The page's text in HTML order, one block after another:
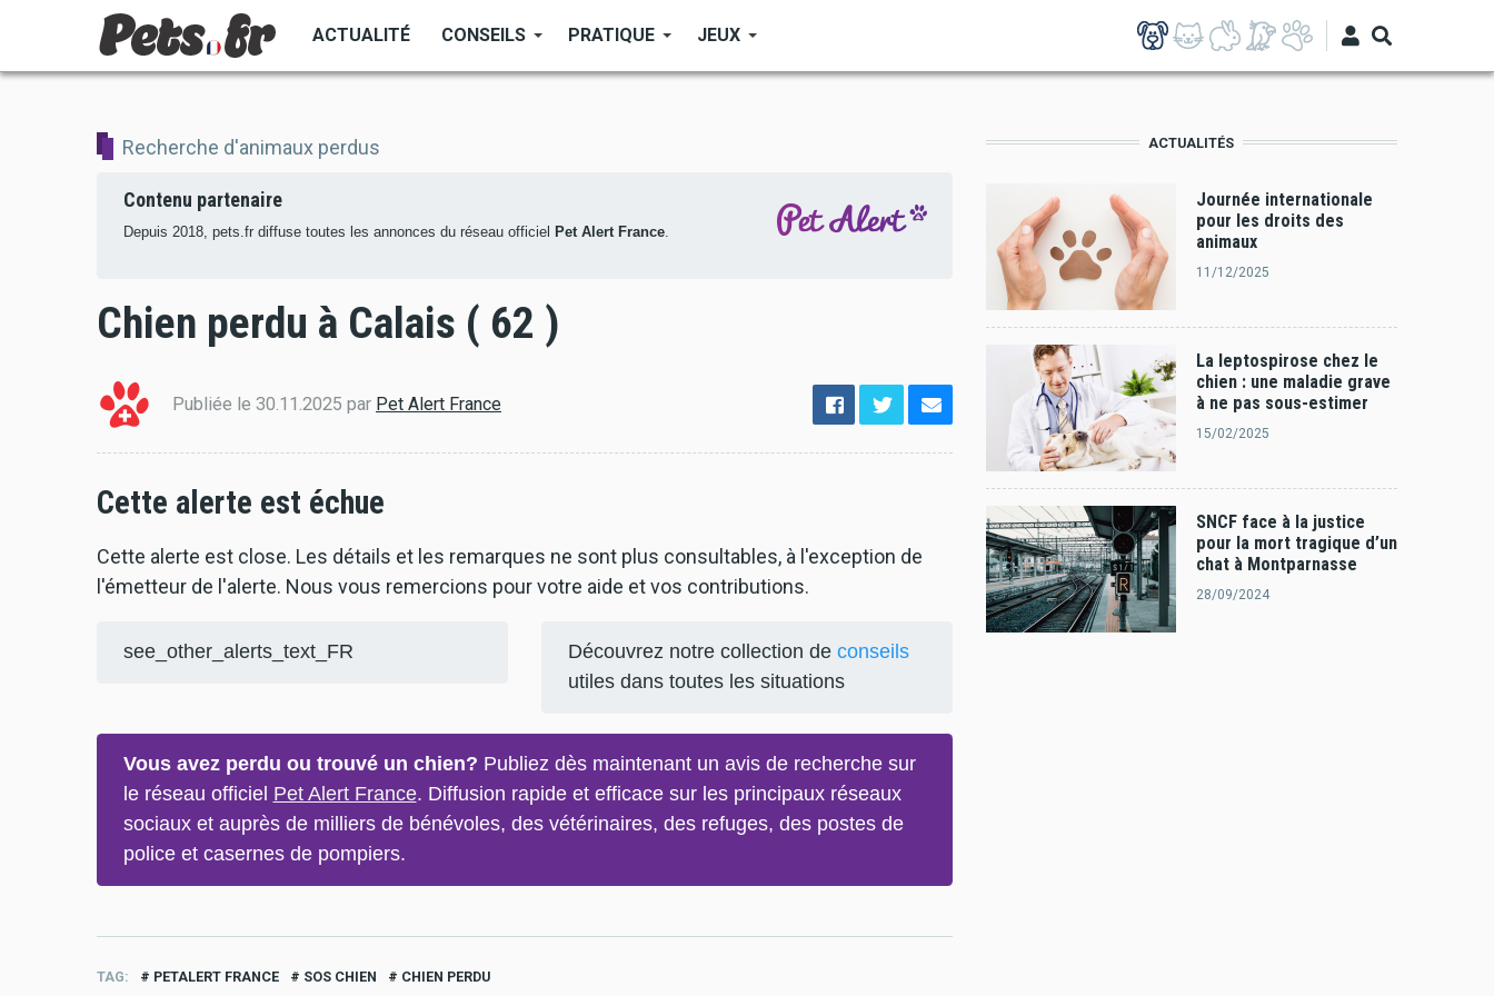
contenu
ACTUALITÉ CONSEILS PRATIQUE JEUX
Recherche d'animaux perdus
Contenu partenaire
Depuis 2018, pets.fr diffuse toutes les annonces du réseau officiel Pet Alert France.
Chien perdu à Calais ( 62 )
Publiée le 30.11.2025 par Pet Alert France
Cette alerte est échue
Cette alerte est close. Les détails et les remarques ne sont plus consultables, à l'exception de
l'émetteur de l'alerte. Nous vous remercions pour votre aide et vos contributions.
see_other_alerts_text_FR Découvrez notre collection de conseils
utiles dans toutes les situations
Vous avez perdu ou trouvé un chien? Publiez dès maintenant un avis de recherche sur
le réseau officiel Pet Alert France. Diffusion rapide et efficace sur les principaux réseaux
sociaux et auprès de milliers de bénévoles, des vétérinaires, des refuges, des postes de
police et casernes de pompiers.
TAG PETALERT FRANCE SOS CHIEN CHIEN PERDU
ACTUALITÉS
Journée internationale
pour les droits des
animaux
11/12/2025
La leptospirose chez le
chien : une maladie grave
à ne pas sous-estimer
15/02/2025
SNCF face à la justice
pour la mort tragique d’un
chat à Montparnasse
28/09/2024